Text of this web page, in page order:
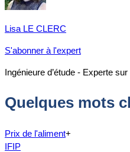
Lisa LE CLERC
S'abonner à l'expert
Ingénieure d’étude - Experte
Quelques mots
Prix de l'aliment+
IFIP